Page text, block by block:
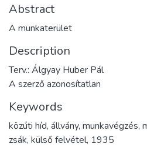
Abstract
A munkaterület
Description
Terv.: Álgyay Huber Pál
A szerző azonosítatlan
Keywords
közúti híd, állvány, munkavégzés,
zsák, külső felvétel, 1935